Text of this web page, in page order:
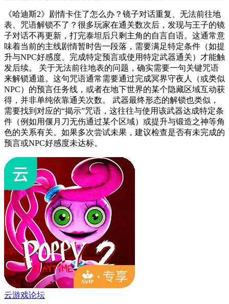
《哈迪斯2》剧情卡住了怎么办？镜子对话重复、无法前往地
表、咒语解锁不了？很多玩家在通关数次后，发现与王子的镜
子对话不再更新，打完泰坦后只剩主角的自言自语。这通常意
味着当前的主线剧情暂时告一段落，需要满足特定条件（如提
升与NPC好感度、完成特定预言或使用特定武器通关）才能触
发后续。 关于无法前往地表的问题，确实需要一句关键咒语
来解锁通道。这句咒语通常需要通过完成冥界守夜人（或类似
NPC）的预言任务线，或者在地下世界的某个隐藏区域互动获
得，并非单纯依靠通关次数。 武器最终形态的解锁也类似，
需要找到对应的“揭示”咒语，这往往与使用该武器达成特定条
件（例如用偃月刀无伤通过某个区域）或提升与锻造之神等角
色的关系有关。如果多次尝试未果，建议检查是否有未完成的
预言或NPC好感度未达标。
云游戏论坛